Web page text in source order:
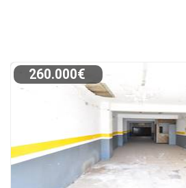
260.000€